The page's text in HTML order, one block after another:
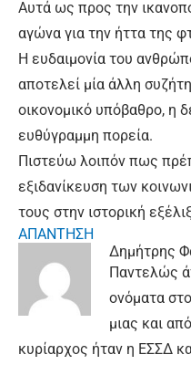
Αυτά ως προς την
αγώνα για την ήττα της
Η ευδαιμονία του
αποτελεί μία άλλη
οικονομικό υπόβαθρο, η
ευθύγραμμη πορεία.
Πιστεύω λοιπόν πως
εξιδανίκευση των
τους στην ιστορική
ΑΠΑΝΤΗΣΗ
Δημήτρης
Παντελώς
ονόματα
μιας και
κυρίαρχος ήταν η ΕΣΣΔ